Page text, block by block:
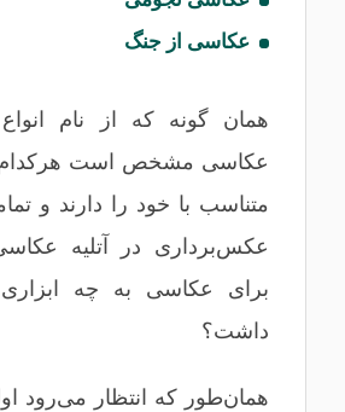
عکاسی از جنگ
همان گونه که از نام
عکاسی مشخص است هرکدام
متناسب با خود را دارند و
عکس‌برداری در آتلیه
برای عکاسی به چه ابزاری
داشت؟
همان‌طور که انتظار می‌رود